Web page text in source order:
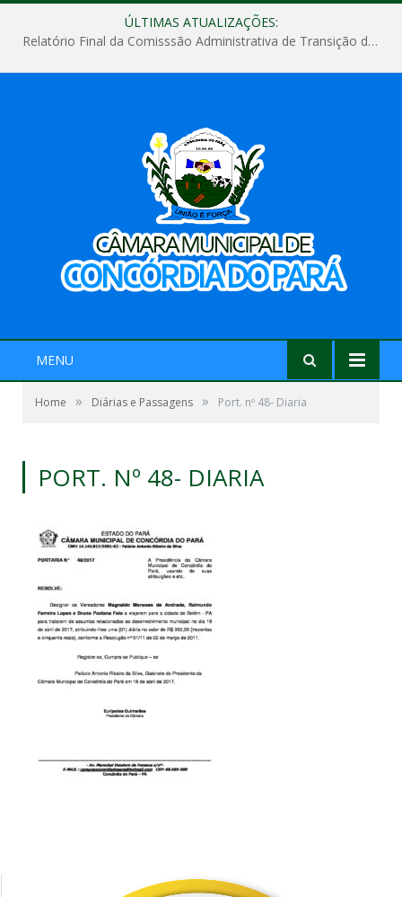
ÚLTIMAS ATUALIZAÇÕES:
Relatório Final da Comisssão Administrativa de Transição de Mandato do Poder Legislativo do Município de Concórdia do Pará
MENU
Home » Diárias e Passagens » Port. nº 48- Diaria
PORT. Nº 48- DIARIA